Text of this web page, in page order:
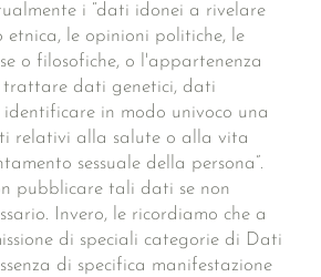
i “dati idonei a rivelare
etnica, le opinioni politiche, le
o filosofiche, o l'appartenenza
trattare dati genetici, dati
in modo univoco una
relativi alla salute o alla vita
sessuale della persona”.
pubblicare tali dati se non
Invero, le ricordiamo che a
di speciali categorie di Dati
di specifica manifestazione